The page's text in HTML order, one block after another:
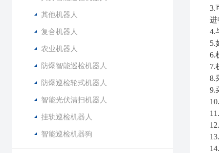
其他机器人
复合机器人
农业机器人
防爆智能巡检机器人
防爆巡检轮式机器人
智能光伏清扫机器人
挂轨巡检机器人
智能巡检机器狗
3.
进
4.
5.
6.
7.
8.
9.